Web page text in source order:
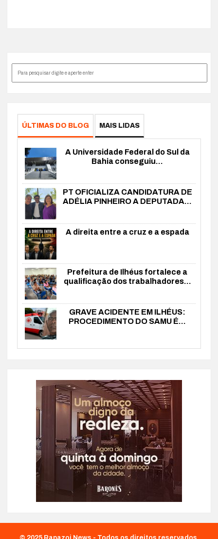
ÚLTIMAS DO BLOG MAIS LIDAS
A Universidade Federal do Sul da
Bahia conseguiu...
PT OFICIALIZA CANDIDATURA DE
ADÉLIA PINHEIRO A DEPUTADA...
A direita entre a cruz e a espada
Prefeitura de Ilhéus fortalece a
qualificação dos trabalhadores...
GRAVE ACIDENTE EM ILHÉUS:
PROCEDIMENTO DO SAMU É...